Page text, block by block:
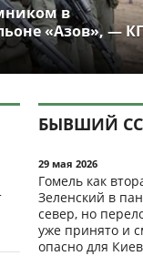
в
«Азов», —
БЫВШИЙ
29 мая 2026
Гомель как
Зеленский в
север, но
уже принято и
опасно для